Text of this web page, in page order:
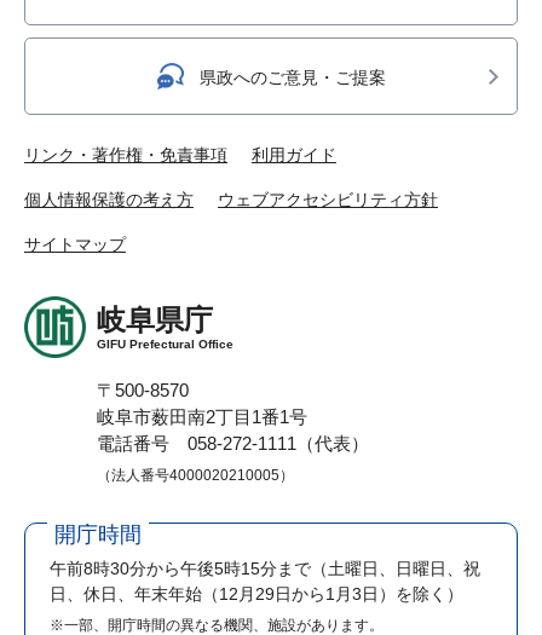
県政へのご意見・ご提案
リンク・著作権・免責事項 利用ガイド
個人情報保護の考え方 ウェブアクセシビリティ方針
サイトマップ
岐阜県庁
GIFU Prefectural Office
〒500-8570
岐阜市薮田南2丁目1番1号
電話番号 058-272-1111（代表）
（法人番号4000020210005）
開庁時間
午前8時30分から午後5時15分まで （土曜日、日曜日、祝
日、休日、年末年始（12月29日から1月3日）を除く）
※一部、開庁時間の異なる機関、施設があります。